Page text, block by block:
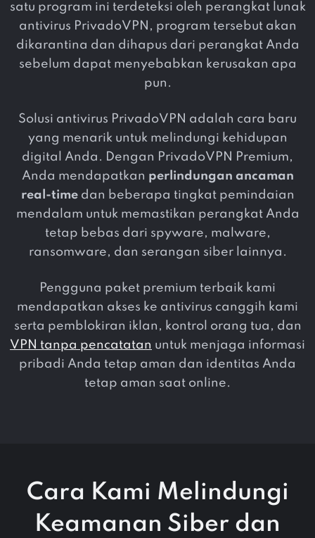
satu program ini terdeteksi oleh perangkat lunak
antivirus PrivadoVPN, program tersebut akan
dikarantina dan dihapus dari perangkat Anda
sebelum dapat menyebabkan kerusakan apa
pun.
Solusi antivirus PrivadoVPN adalah cara baru
yang menarik untuk melindungi kehidupan
digital Anda. Dengan PrivadoVPN Premium,
Anda mendapatkan perlindungan ancaman
real-timedan beberapa tingkat pemindaian
mendalam untuk memastikan perangkat Anda
tetap bebas dari spyware, malware,
ransomware, dan serangan siber lainnya.
Pengguna paket premium terbaik kami
mendapatkan akses ke antivirus canggih kami
serta pemblokiran iklan, kontrol orang tua, dan
VPN tanpa pencatatan untuk menjaga informasi
pribadi Anda tetap aman dan identitas Anda
tetap aman saat online.
Cara Kami Melindungi
Keamanan Siber dan